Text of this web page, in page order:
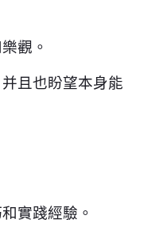
觀。
且也盼望本身能
實踐經驗。